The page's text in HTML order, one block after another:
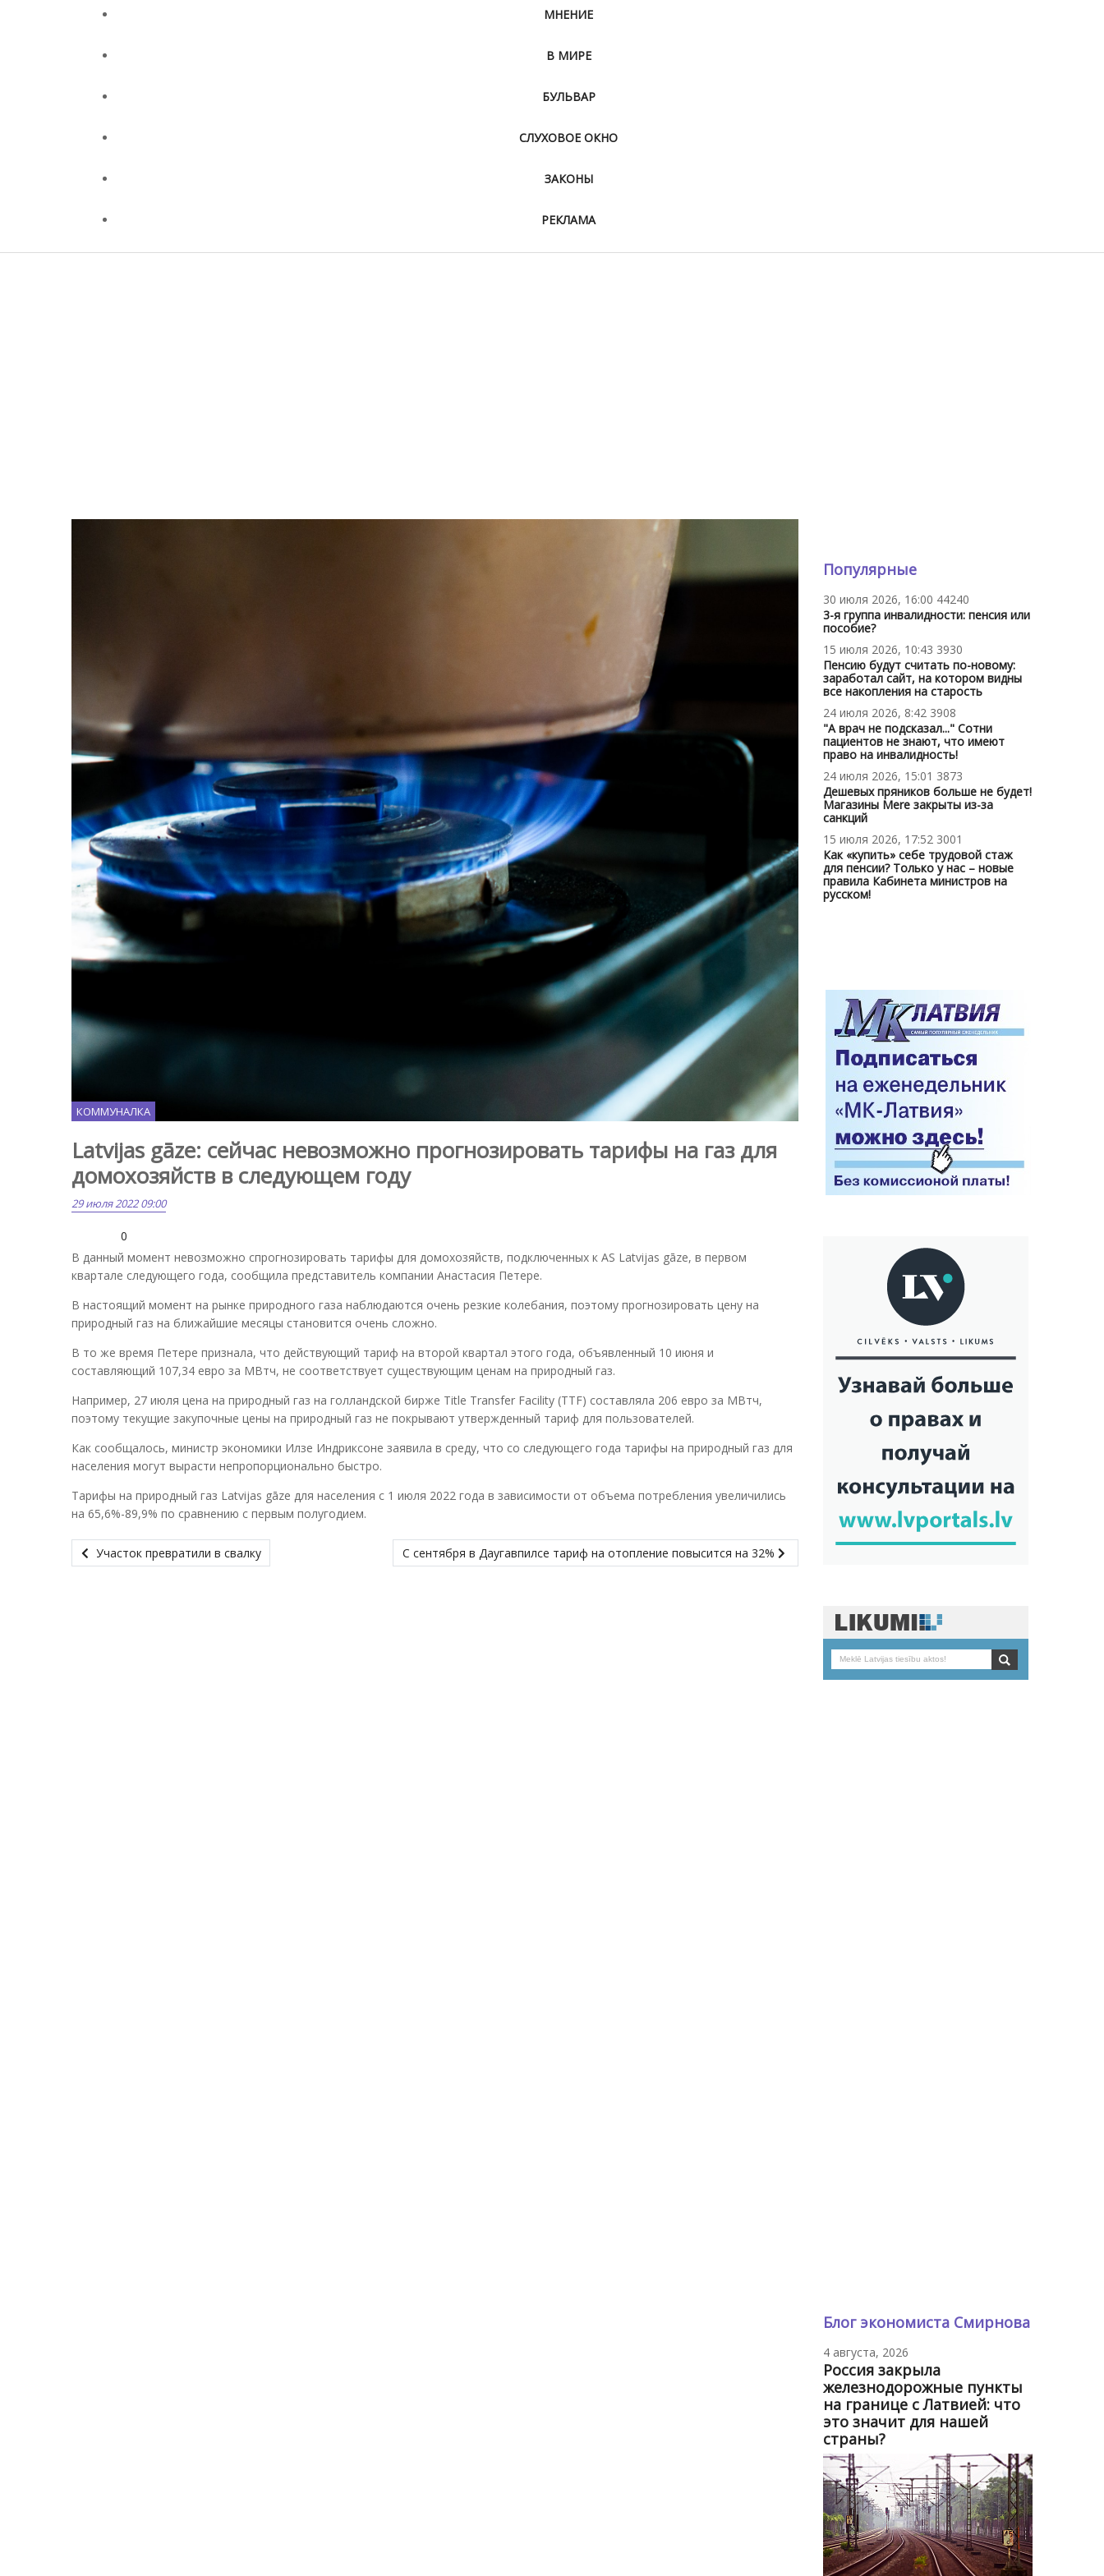
МНЕНИЕ
В МИРЕ
БУЛЬВАР
СЛУХОВОЕ ОКНО
ЗАКОНЫ
РЕКЛАМА
КОММУНАЛКА
Latvijas gāze: сейчас невозможно прогнозировать тарифы на газ для
домохозяйств в следующем году
29 июля 2022 09:00
0
В данный момент невозможно спрогнозировать тарифы для домохозяйств, подключенных к AS Latvijas gāze, в первом
квартале следующего года, сообщила представитель компании Анастасия Петере.
В настоящий момент на рынке природного газа наблюдаются очень резкие колебания, поэтому прогнозировать цену на
природный газ на ближайшие месяцы становится очень сложно.
В то же время Петере признала, что действующий тариф на второй квартал этого года, объявленный 10 июня и
составляющий 107,34 евро за МВтч, не соответствует существующим ценам на природный газ.
Например, 27 июля цена на природный газ на голландской бирже Title Transfer Facility (TTF) составляла 206 евро за МВтч,
поэтому текущие закупочные цены на природный газ не покрывают утвержденный тариф для пользователей.
Как сообщалось, министр экономики Илзе Индриксоне заявила в среду, что со следующего года тарифы на природный газ для
населения могут вырасти непропорционально быстро.
Тарифы на природный газ Latvijas gāze для населения с 1 июля 2022 года в зависимости от объема потребления увеличились
на 65,6%-89,9% по сравнению с первым полугодием.
Участок превратили в свалку С сентября в Даугавпилсе тариф на отопление повысится на 32%
Популярные
30 июля 2026, 16:00 44240
3-я группа инвалидности: пенсия или
пособие?
15 июля 2026, 10:43 3930
Пенсию будут считать по-новому:
заработал сайт, на котором видны
все накопления на старость
24 июля 2026, 8:42 3908
"А врач не подсказал..." Сотни
пациентов не знают, что имеют
право на инвалидность!
24 июля 2026, 15:01 3873
Дешевых пряников больше не будет!
Магазины Mere закрыты из-за
санкций
15 июля 2026, 17:52 3001
Как «купить» себе трудовой стаж
для пенсии? Только у нас – новые
правила Кабинета министров на
русском!
Блог экономиста Смирнова
4 августа, 2026
Россия закрыла
железнодорожные пункты
на границе с Латвией: что
это значит для нашей
страны?